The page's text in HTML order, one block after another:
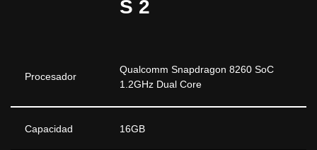
S 2
Procesador
Qualcomm Snapdragon 8260 SoC
1.2GHz Dual Core
Capacidad 16GB